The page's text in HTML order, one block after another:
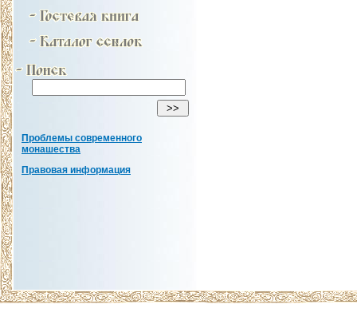
Проблемы современного
монашества
Правовая информация